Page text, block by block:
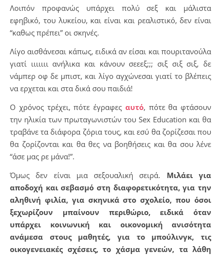
Λοιπόν προφανώς υπάρχει πολύ σεξ και μάλιστα
εφηβικό, του λυκείου, και είναι και ρεαλιστικό, δεν είναι
“καθως πρέπει” οι σκηνές.
Λίγο αισθάνεσαι κάπως, ειδικά αν είσαι και πουριτανούλα
γιατί ιιιιιιι ανήλικα και κάνουν σεεεξ;;; σιξ σιξ σιξ, δε
νάμπερ οφ δε μπιστ, και λίγο αγχώνεσαι γιατί το βλέπεις
να ερχεται και στα δικά σου παιδιά!
Ο χρόνος τρέχει, πότε έγραφες αυτό, πότε θα φτάσουν
την ηλικία των πρωταγωνιστών του Sex Education και θα
τραβάνε τα διάφορα ζόρια τους, και εσύ θα ζορίζεσαι που
θα ζορίζονται και θα θες να βοηθήσεις και θα σου λένε
“άσε μας ρε μάνα!”.
Όμως δεν είναι μια σεξουαλική σειρά. Μιλάει για
αποδοχή και σεβασμό στη διαφορετικότητα, για την
αληθινή φιλία, για σκηνικά στο σχολείο, που όσοι
ξεχωρίζουν μπαίνουν περιθώριο, ειδικά όταν
υπάρχει κοινωνική και οικονομική ανισότητα
ανάμεσα στους μαθητές, για το μπούλινγκ, τις
οικογενειακές σχέσεις, το χάσμα γενεών, τα λάθη